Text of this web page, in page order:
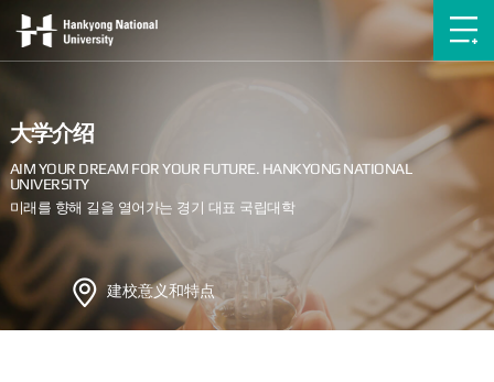
大学介绍
建校意义和特点